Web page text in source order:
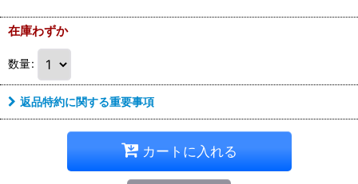
在庫わずか
数量:
返品特約に関する重要事項
カートに入れる